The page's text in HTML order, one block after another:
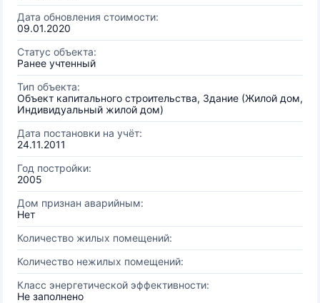
Дата обновления стоимости:
09.01.2020
Статус объекта:
Ранее учтенный
Тип объекта:
Объект капитального строительства, Здание (Жилой дом,
Индивидуальный жилой дом)
Дата постановки на учёт:
24.11.2011
Год постройки:
2005
Дом признан аварийным:
Нет
Количество жилых помещений:
Количество нежилых помещений:
Класс энергетической эффективности:
Не заполнено